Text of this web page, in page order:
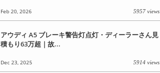
Feb 20, 2026 5957 views
アウディ A5 ブレーキ警告灯点灯・ディーラーさん見
積もり63万超｜故...
Dec 23, 2025 5914 views